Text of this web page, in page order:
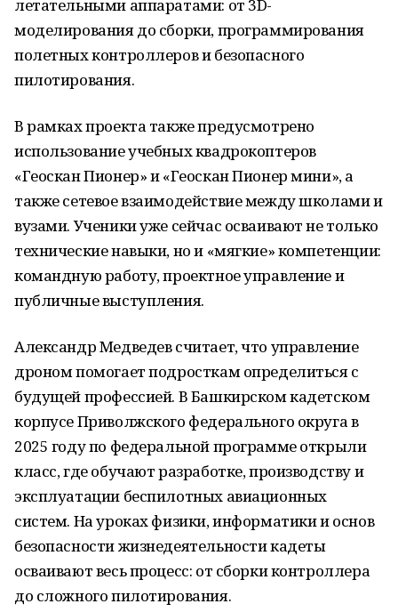
летательными аппаратами: от 3D-
моделирования до сборки, программирования
полетных контроллеров и безопасного
пилотирования.
В рамках проекта также предусмотрено
использование учебных квадрокоптеров
«Геоскан Пионер» и «Геоскан Пионер мини», а
также сетевое взаимодействие между школами и
вузами. Ученики уже сейчас осваивают не только
технические навыки, но и «мягкие» компетенции:
командную работу, проектное управление и
публичные выступления.
Александр Медведев считает, что управление
дроном помогает подросткам определиться с
будущей профессией. В Башкирском кадетском
корпусе Приволжского федерального округа в
2025 году по федеральной программе открыли
класс, где обучают разработке, производству и
эксплуатации беспилотных авиационных
систем. На уроках физики, информатики и основ
безопасности жизнедеятельности кадеты
осваивают весь процесс: от сборки контроллера
до сложного пилотирования.